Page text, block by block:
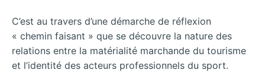
C’est au travers d’une démarche de réflexion
« chemin faisant » que se découvre la nature des
relations entre la matérialité marchande du tourisme
et l’identité des acteurs professionnels du sport.